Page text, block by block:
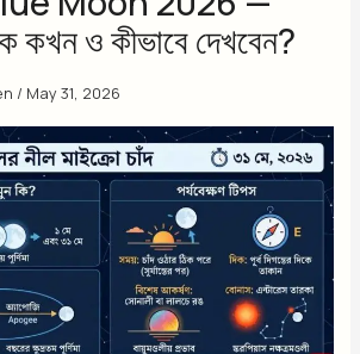
কখন ও কীভাবে দেখবেন?
/ May 31, 2026